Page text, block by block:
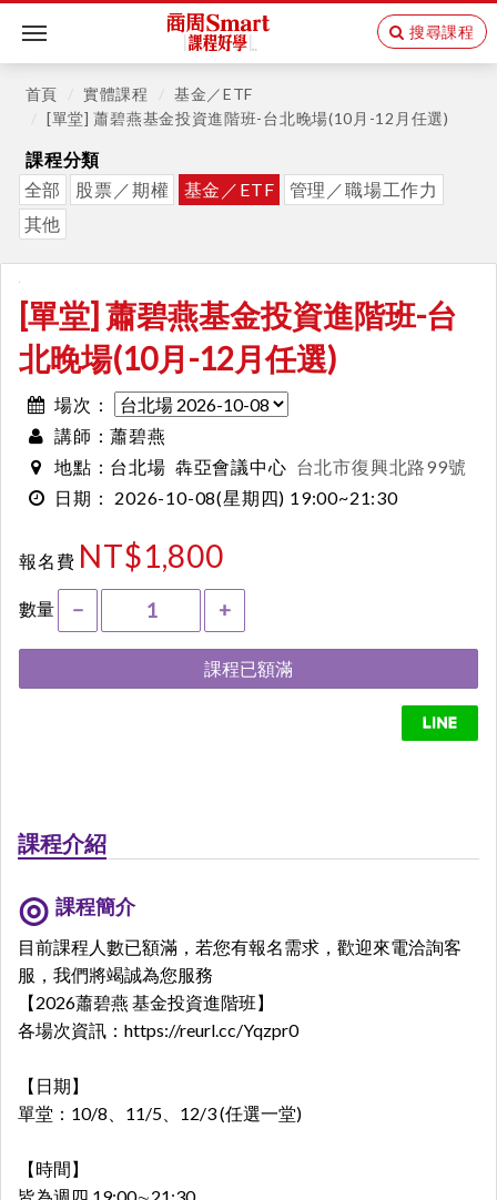
Toggle
navigation
搜尋課程
首頁 實體課程
基金／ETF
[單堂] 蕭碧燕基金投資進階班-台北晚場(10月-12月任選)
課程分類
全部
股票／期權 基金／ETF
管理／職場工作力
其他
[單堂] 蕭碧燕基金投資進階班-台
北晚場(10月-12月任選)
場次：
講師：蕭碧燕
地點： 台北場 犇亞會議中心 台北市復興北路99號
日期： 2026-10-08(星期四) 19:00~21:30
報名費 NT$1,800
數量 − +
課程已額滿
課程介紹
課程簡介
目前課程人數已額滿，若您有報名需求，歡迎來電洽詢客
服，我們將竭誠為您服務
【2026蕭碧燕 基金投資進階班】
各場次資訊： https://reurl.cc/Yqzpr0
【日期】
單堂：10/8、11/5、12/3 (任選一堂)
【時間】